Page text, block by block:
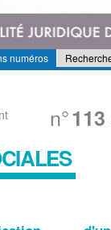
numéros
n°113